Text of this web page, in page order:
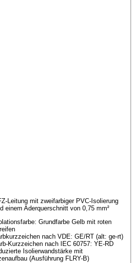
Leitung mit zweifarbiger PVC-Isolierung
einem Aderquerschnitt von 0,75 mm²
Grundfarbe Gelb mit roten
nach VDE: GE/RT (alt: ge-rt)
Kurzzeichen nach IEC 60757: YE-RD
Isolierwandstärke mit
(Ausführung FLRY-B)